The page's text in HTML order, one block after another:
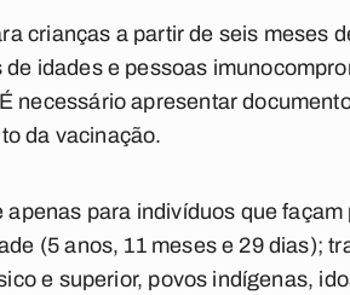
crianças a partir de seis meses
idades e pessoas
necessário apresentar
da vacinação.
para indivíduos que
(5 anos, 11 meses e 29 dias);
e superior, povos indígenas,